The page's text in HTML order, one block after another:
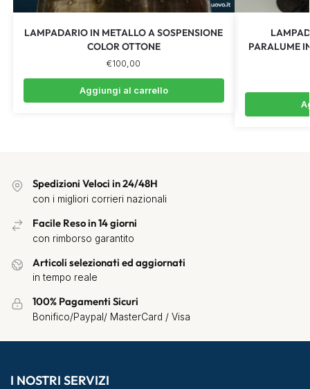
LAMPADARIO IN METALLO A SOSPENSIONE
COLOR OTTONE
€100,00
Aggiungi al carrello
PARALUME
Spedizioni Veloci in 24/48H
con i migliori corrieri nazionali
Facile Reso in 14 giorni
con rimborso garantito
Articoli selezionati ed aggiornati
in tempo reale
100% Pagamenti Sicuri
Bonifico/Paypal/ MasterCard / Visa
I NOSTRI SERVIZI